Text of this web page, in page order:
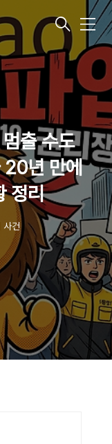
메
뉴
출 수도
20년 만에
정리
사건